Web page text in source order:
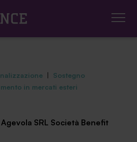
| Sostegno
in mercati esteri
SRL Società Benefit